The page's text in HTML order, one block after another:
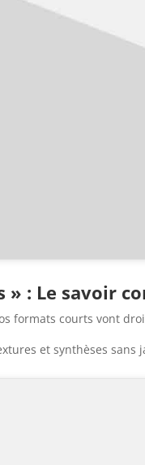
» : Le savoir
formats courts vont
et synthèses sans